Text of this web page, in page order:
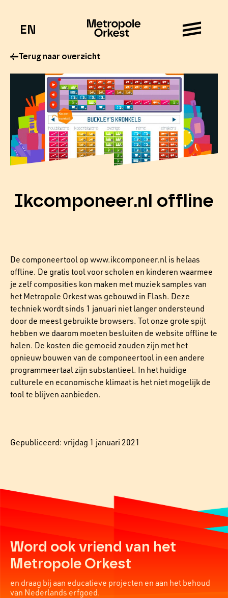
EN
Terug naar overzicht
Ikcomponeer.nl offline
De componeertool op www.ikcomponeer.nl is helaas
offline. De gratis tool voor scholen en kinderen waarmee
je zelf composities kon maken met muziek samples van
het Metropole Orkest was gebouwd in Flash. Deze
techniek wordt sinds 1 januari niet langer ondersteund
door de meest gebruikte browsers. Tot onze grote spijt
hebben we daarom moeten besluiten de website offline te
halen. De kosten die gemoeid zouden zijn met het
opnieuw bouwen van de componeertool in een andere
programmeertaal zijn substantieel. In het huidige
culturele en economische klimaat is het niet mogelijk de
tool te blijven aanbieden.
Gepubliceerd: vrijdag 1 januari 2021
Word ook vriend van het
Metropole Orkest
en draag bij aan educatieve projecten en aan het behoud
van Nederlands erfgoed.